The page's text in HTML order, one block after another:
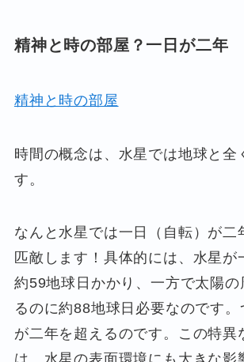
精神と時の部屋？一日が二年
精神と時の部屋
時間の概念は、水星では地球と全
す。
なんと水星では一日（自転）が二
匹敵します！具体的には、水星が
約59地球日かかり、一方で太陽の
るのに約88地球日必要なのです。
が二年を超えるのです。この特異